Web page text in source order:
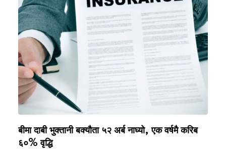
बीमा दाबी भुक्तानी बक्यौता ५२ अर्ब नाघ्यो, एक वर्षमै करिब
६०% वृद्धि